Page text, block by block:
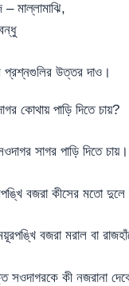
– মাল্লামাঝি,
প্রশ্নগুলির উত্তর দাও।
কোথায় পাড়ি দিতে চায়?
সাগর পাড়ি দিতে চায়।
বজরা কীসের মতো
বজরা মরাল বা
সওদাগরকে কী নজরানা